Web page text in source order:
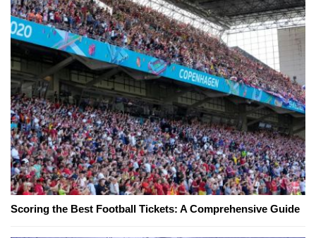
Scoring the Best Football Tickets: A Comprehensive Guide